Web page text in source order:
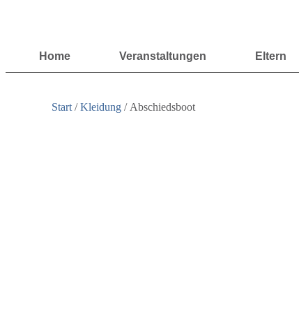
Home Veranstaltungen Eltern
Start /Kleidung / Abschiedsboot